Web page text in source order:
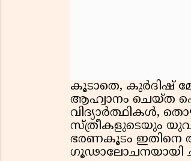
കൂടാതെ, കുർദിഷ്
ആഹ്വാനം ചെയ്ത
വിദ്യാർത്ഥികൾ,
സ്ത്രീകളുടെയും
ഭരണകൂടം ഇതിനെ
ഗൂഢാലോചനയായി